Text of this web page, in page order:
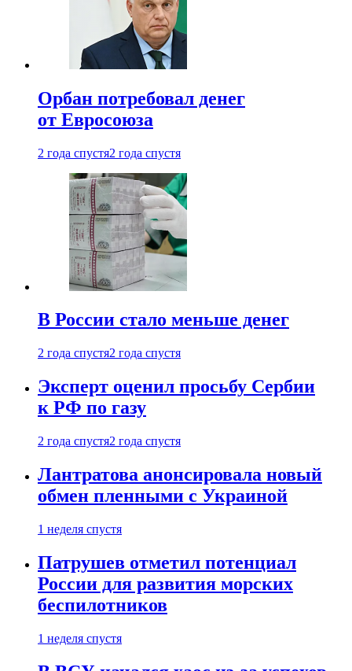
Орбан потребовал денег
от Евросоюза
2 года спустя2 года спустя
В России стало меньше денег
2 года спустя2 года спустя
Эксперт оценил просьбу Сербии
к РФ по газу
2 года спустя2 года спустя
Лантратова анонсировала новый
обмен пленными с Украиной
1 неделя спустя
Патрушев отметил потенциал
России для развития морских
беспилотников
1 неделя спустя